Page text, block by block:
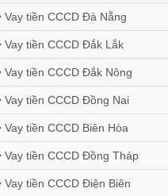
Vay tiền CCCD Đà Nẵng
Vay tiền CCCD Đắk Lắk
Vay tiền CCCD Đắk Nông
Vay tiền CCCD Đồng Nai
Vay tiền CCCD Biên Hòa
Vay tiền CCCD Đồng Tháp
Vay tiền CCCD Điện Biên